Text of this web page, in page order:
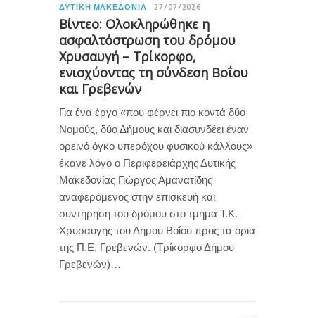
ΔΥΤΙΚΉ ΜΑΚΕΔΟΝΊΑ 27/07/2026
Βίντεο: Ολοκληρώθηκε η
ασφαλτόστρωση του δρόμου
Χρυσαυγή – Τρίκορφο,
ενισχύοντας τη σύνδεση Βοΐου
και Γρεβενών
Για ένα έργο «που φέρνει πιο κοντά δύο
Νομούς, δύο Δήμους και διασυνδέει έναν
ορεινό όγκο υπερόχου φυσικού κάλλους»
έκανε λόγο ο Περιφερειάρχης Δυτικής
Μακεδονίας Γιώργος Αμανατίδης
αναφερόμενος στην επισκευή και
συντήρηση του δρόμου στο τμήμα Τ.Κ.
Χρυσαυγής του Δήμου Βοΐου προς τα όρια
της Π.Ε. Γρεβενών. (Τρίκορφο Δήμου
Γρεβενών)…